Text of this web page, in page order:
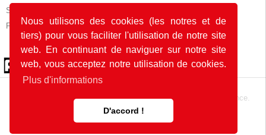
Nous utilisons des cookies (les notres et de
tiers) pour vous faciliter l'utilisation de notre site
web. En continuant de naviguer sur notre site
web, vous acceptez notre utilisation de cookies.
Plus d'informations
D'accord !
Samedi, dimanche et jours fériés :
Fermé
© 2026 by POK
Le site web a été développé avec en Allemagne et en France.